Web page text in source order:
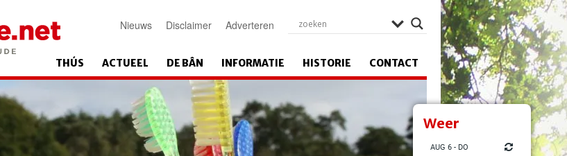
Weer
AUG 6 - DO
Nieuws Disclaimer Adverteren
THÚS ACTUEEL DE BÂN INFORMATIE HISTORIE CONTACT